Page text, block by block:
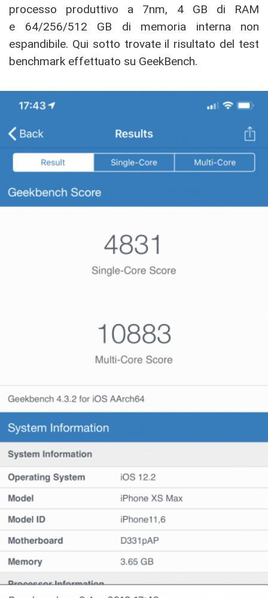
processo produttivo a 7nm, 4 GB di RAM
e 64/256/512 GB di memoria interna non
espandibile. Qui sotto trovate il risultato del test
benchmark effettuato su GeekBench.